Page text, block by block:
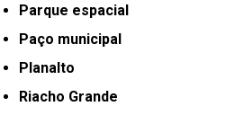
Parque espacial
Paço municipal
Planalto
Riacho Grande